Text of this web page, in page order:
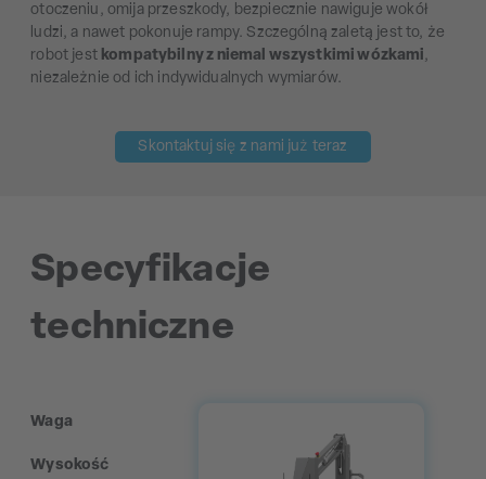
otoczeniu, omija przeszkody, bezpiecznie nawiguje wokół
ludzi, a nawet pokonuje rampy. Szczególną zaletą jest to, że
robot jest kompatybilny z niemal wszystkimi wózkami,
niezależnie od ich indywidualnych wymiarów.
Skontaktuj się z nami już teraz
Specyfikacje
techniczne
Waga
Wysokość